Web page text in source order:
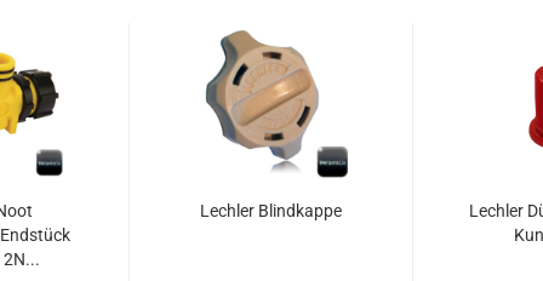
Lechler Blindkappe
Lechler